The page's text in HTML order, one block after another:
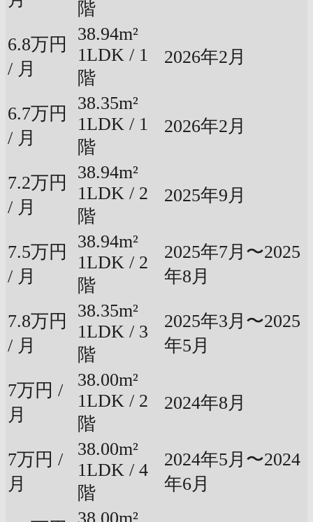
階
6.8万円
/ 月
38.94m²
1LDK / 1
階
2026年2月
6.7万円
/ 月
38.35m²
1LDK / 1
階
2026年2月
7.2万円
/ 月
38.94m²
1LDK / 2
階
2025年9月
7.5万円
/ 月
38.94m²
1LDK / 2
階
2025年7月〜2025
年8月
7.8万円
/ 月
38.35m²
1LDK / 3
階
2025年3月〜2025
年5月
7万円 /
月
38.00m²
1LDK / 2
階
2024年8月
7万円 /
月
38.00m²
1LDK / 4
階
2024年5月〜2024
年6月